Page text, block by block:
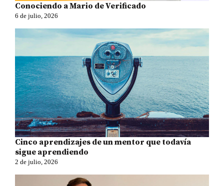
Conociendo a Mario de Verificado
6 de julio, 2026
Cinco aprendizajes de un mentor que todavía
sigue aprendiendo
2 de julio, 2026